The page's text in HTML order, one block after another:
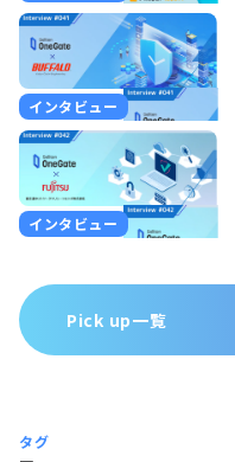
インタビュー
インタビュー
Pick up一覧
タグ